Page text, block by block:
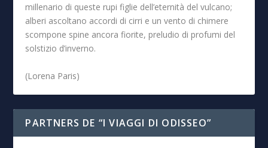
millenario di queste rupi figlie dell’eternità del vulcano;
alberi ascoltano accordi di cirri e un vento di chimere
scompone spine ancora fiorite, preludio di profumi del
solstizio d’inverno.
(Lorena Paris)
PARTNERS DE “I VIAGGI DI ODISSEO”